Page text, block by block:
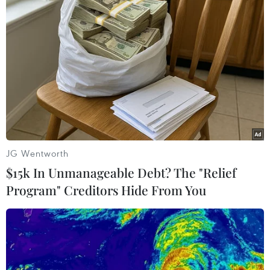
09/08/2026 07:57
Trí tuệ nhân tạo tạo virus mới tiêu
diệt vi khuẩn kháng thuốc
09/08/2026 07:45
Hoàn thiện quy định lưu chiểu, siết
quản lý xuất bản phẩm điện tử
09/08/2026 07:24
Chiến dịch siết nhập cư của Mỹ tăng
tốc, ICE bắt giữ 51.000 người
09/08/2026 06:56
JG Wentworth
$15k In Unmanageable Debt? The "Relief
Program" Creditors Hide From You